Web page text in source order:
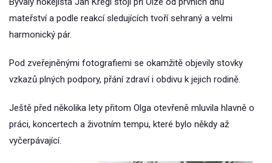
mateřství a podle reakcí sledujících tvoří sehraný a velmi
harmonický pár.
Pod zveřejněnými fotografiemi se okamžitě objevily stovky
vzkazů plných podpory, přání zdraví i obdivu k jejich rodině.
Ještě před několika lety přitom Olga otevřeně mluvila hlavně o
práci, koncertech a životním tempu, které bylo někdy až
vyčerpávající.